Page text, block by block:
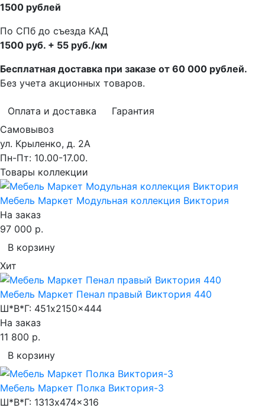
1500 рублей
По СПб до съезда КАД
1500 руб. + 55 руб./км
Бесплатная доставка при заказе от 60 000 рублей.
Без учета акционных товаров.
Оплата и доставка
Гарантия
Самовывоз
ул. Крыленко, д. 2А
Пн-Пт: 10.00-17.00.
Товары коллекции
Мебель Маркет Модульная коллекция Виктория
На заказ
97 000 р.
В корзину
Хит
Мебель Маркет Пенал правый Виктория 440
Ш*В*Г: 451x2150x444
На заказ
11 800 р.
В корзину
Мебель Маркет Полка Виктория-3
Ш*В*Г: 1313x474x316